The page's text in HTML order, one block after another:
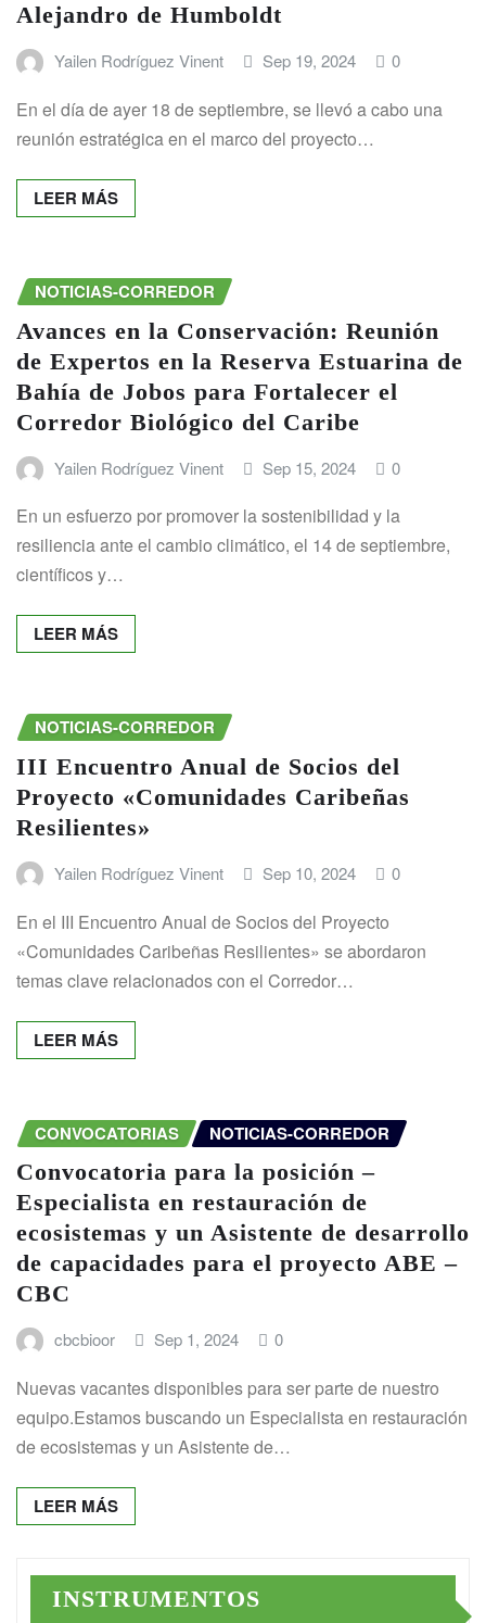
Alejandro de Humboldt
Yailen Rodríguez Vinent Sep 19, 2024 0
En el día de ayer 18 de septiembre, se llevó a cabo una
reunión estratégica en el marco del proyecto…
LEER MÁS
NOTICIAS-CORREDOR
Avances en la Conservación: Reunión
de Expertos en la Reserva Estuarina de
Bahía de Jobos para Fortalecer el
Corredor Biológico del Caribe
Yailen Rodríguez Vinent Sep 15, 2024 0
En un esfuerzo por promover la sostenibilidad y la
resiliencia ante el cambio climático, el 14 de septiembre,
científicos y…
LEER MÁS
NOTICIAS-CORREDOR
III Encuentro Anual de Socios del
Proyecto «Comunidades Caribeñas
Resilientes»
Yailen Rodríguez Vinent Sep 10, 2024 0
En el III Encuentro Anual de Socios del Proyecto
«Comunidades Caribeñas Resilientes» se abordaron
temas clave relacionados con el Corredor…
LEER MÁS
CONVOCATORIAS NOTICIAS-CORREDOR
Convocatoria para la posición –
Especialista en restauración de
ecosistemas y un Asistente de desarrollo
de capacidades para el proyecto ABE –
CBC
cbcbioor Sep 1, 2024 0
Nuevas vacantes disponibles para ser parte de nuestro
equipo.Estamos buscando un Especialista en restauración
de ecosistemas y un Asistente de…
LEER MÁS
INSTRUMENTOS